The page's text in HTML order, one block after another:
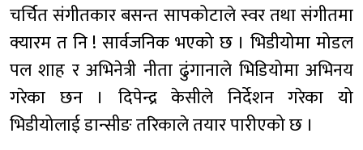
चर्चित संगीतकार बसन्त सापकोटाले स्वर तथा संगीतमा
क्यारम त नि ! सार्वजनिक भएको छ । भिडीयोमा मोडल
पल शाह र अभिनेत्री नीता ढुंगानाले भिडियोमा अभिनय
गरेका छन । दिपेन्द्र केसीले निर्देशन गरेका यो
भिडीयोलाई डान्सीङ तरिकाले तयार पारीएको छ ।